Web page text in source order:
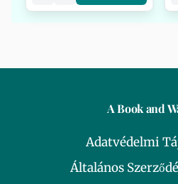
A Book and
Adatvédelmi
Általános